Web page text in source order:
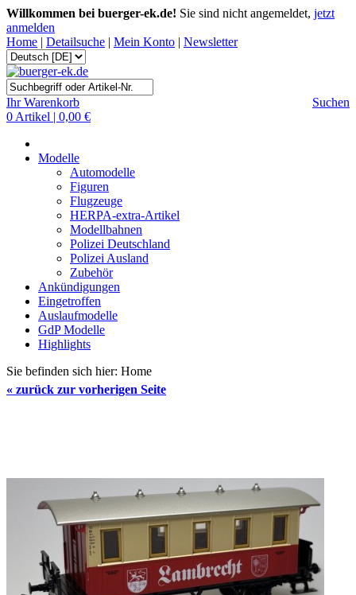
Willkommen bei buerger-ek.de! Sie sind nicht angemeldet, jetzt
anmelden
Home | Detailsuche | Mein Konto | Newsletter
Suchen
Ihr Warenkorb
0 Artikel | 0,00 €
Modelle
Automodelle
Figuren
Flugzeuge
HERPA-extra-Artikel
Modellbahnen
Polizei Deutschland
Polizei Ausland
Zubehör
Ankündigungen
Eingetroffen
Auslaufmodelle
GdP Modelle
Highlights
Sie befinden sich hier: Home
« zurück zur vorherigen Seite